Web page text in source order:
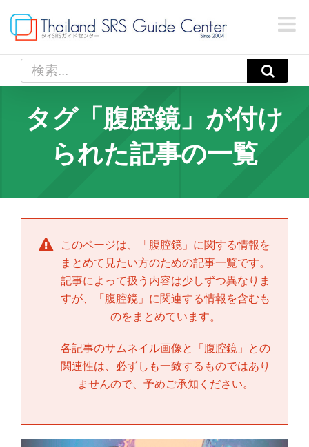
content
索
タグ「腹腔鏡」が付け
られた記事の一覧
このページは、「 腹腔鏡」に関する情報を
まとめて見たい方のための記事一覧です。
記事によって扱う内容は少しずつ異なりま
すが、「 腹腔鏡」に関連する情報を含むも
のをまとめています。
各記事のサムネイル画像と「 腹腔鏡」との
関連性は、必ずしも一致するものではあり
ませんので、予めご承知ください。